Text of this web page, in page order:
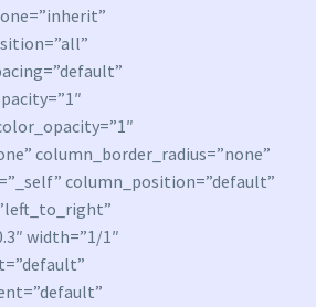
column_border_radius=”none”
column_position=”default”
width=”1/1″